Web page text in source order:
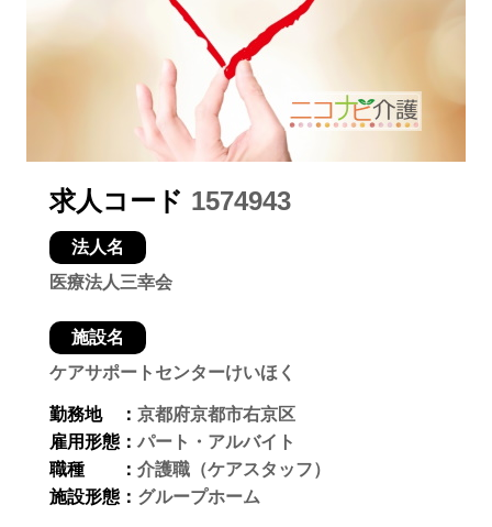
求人コード 1574943
法人名
医療法人三幸会
施設名
ケアサポートセンターけいほく
勤務地 ： 京都府京都市右京区
雇用形態： パート・アルバイト
職種 ： 介護職（ケアスタッフ）
施設形態： グループホーム